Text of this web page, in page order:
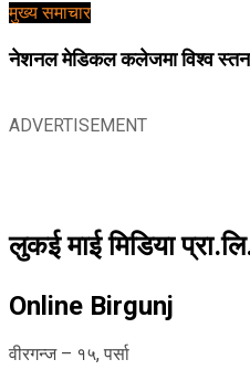
मुख्य समाचार
नेशनल मेडिकल कलेजमा विश्व
ADVERTISEMENT
लुकई माई मिडिया
Online Birgunj
वीरगन्ज – १५, पर्सा